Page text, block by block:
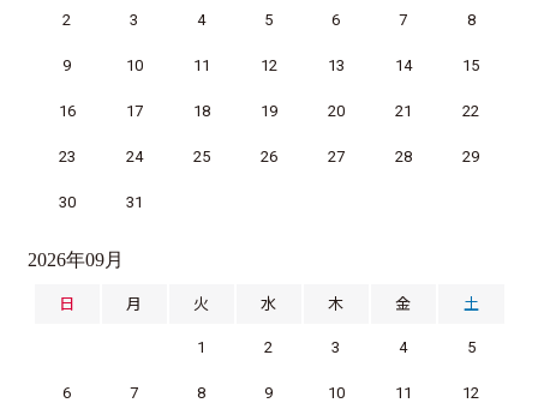
2 3 4 5 6 7 8
9 10 11 12 13 14 15
16 17 18 19 20 21 22
23 24 25 26 27 28 29
30 31
2026年09月
日 月 火 水 木 金 土
1 2 3 4 5
6 7 8 9 10 11 12